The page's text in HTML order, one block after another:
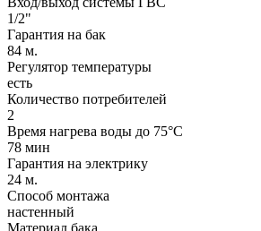
1/2"
Гарантия на бак
84 м.
Регулятор температуры
есть
Количество потребителей
2
Время нагрева воды до 75°С
78 мин
Гарантия на электрику
24 м.
Способ монтажа
настенный
Материал бака